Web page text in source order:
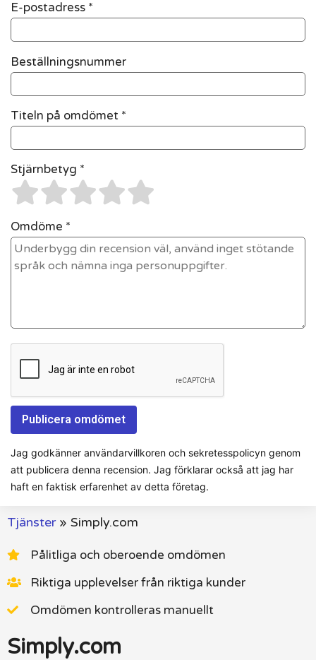
E-postadress *
Beställningsnummer
Titeln på omdömet *
Stjärnbetyg *
Omdöme *
Jag godkänner användarvillkoren och sekretesspolicyn genom
att publicera denna recension. Jag förklarar också att jag har
haft en faktisk erfarenhet av detta företag.
Tjänster» Simply.com
Pålitliga och oberoende omdömen
Riktiga upplevelser från riktiga kunder
Omdömen kontrolleras manuellt
Simply.com